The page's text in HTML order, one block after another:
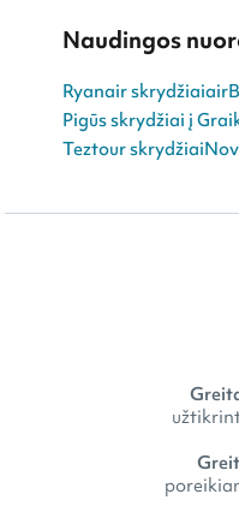
Naudingos
Ryanair skrydžiai
Pigūs skrydžiai į
Teztour skrydžiai